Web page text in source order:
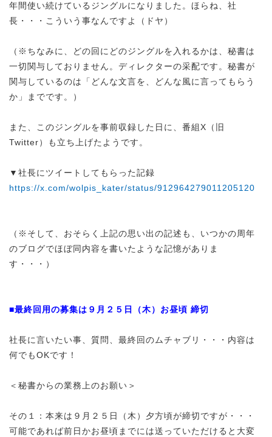
年間使い続けているジングルになりました。ほらね、社
長・・・こういう事なんですよ（ドヤ）
（※ちなみに、どの回にどのジングルを入れるかは、秘書は
一切関与しておりません。ディレクターの采配です。秘書が
関与しているのは「どんな文言を、どんな風に言ってもらう
か」までです。）
また、このジングルを事前収録した日に、番組X（旧
Twitter）も立ち上げたようです。
▼社長にツイートしてもらった記録
https://x.com/wolpis_kater/status/912964279011205120
（※そして、おそらく上記の思い出の記述も、いつかの周年
のブログでほぼ同内容を書いたような記憶がありま
す・・・）
■最終回用の募集は９月２５日（木）お昼頃 締切
社長に言いたい事、質問、最終回のムチャブリ・・・内容は
何でもOKです！
＜秘書からの業務上のお願い＞
その１：本来は９月２５日（木）夕方頃が締切ですが・・・
可能であれば前日かお昼頃までには送っていただけると大変